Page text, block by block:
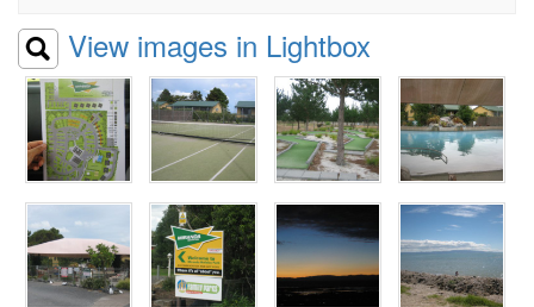
View images in Lightbox